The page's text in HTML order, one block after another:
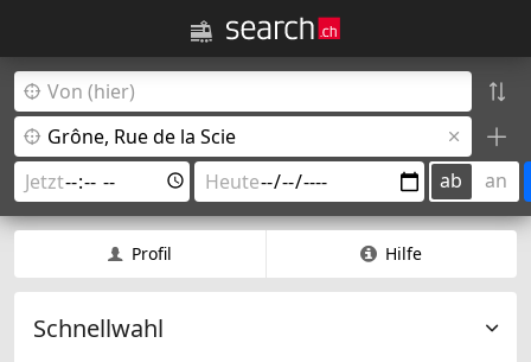
ab an
Profil Hilfe
Schnellwahl